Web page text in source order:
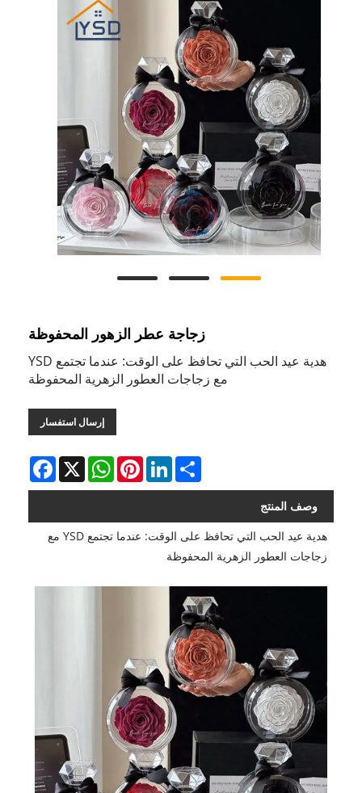
زجاجة عطر الزهور المحفوظة
هدية عيد الحب التي تحافظ على الوقت: عندما تجتمع YSD
مع زجاجات العطور الزهرية المحفوظة
إرسال استفسار
Facebook X
WhatsAppPinterestLinkedInShare
وصف المنتج
هدية عيد الحب التي تحافظ على الوقت: عندما تجتمع YSD مع
زجاجات العطور الزهرية المحفوظة